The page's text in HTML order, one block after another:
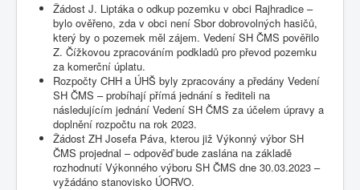
Žádost J. Liptáka o odkup pozemku v obci Rajhradice –
bylo ověřeno, zda v obci není Sbor dobrovolných hasičů,
který by o pozemek měl zájem. Vedení SH ČMS pověřilo
Z. Čížkovou zpracováním podkladů pro převod pozemku
za komerční úplatu.
Rozpočty CHH a ÚHŠ byly zpracovány a předány Vedení
SH ČMS – probíhají přímá jednání s řediteli na
následujícím jednání Vedení SH ČMS za účelem úpravy a
doplnění rozpočtu na rok 2023.
Žádost ZH Josefa Páva, kterou již Výkonný výbor SH
ČMS projednal – odpověď bude zaslána na základě
rozhodnutí Výkonného výboru SH ČMS dne 30.03.2023 –
vyžádáno stanovisko ÚORVO.